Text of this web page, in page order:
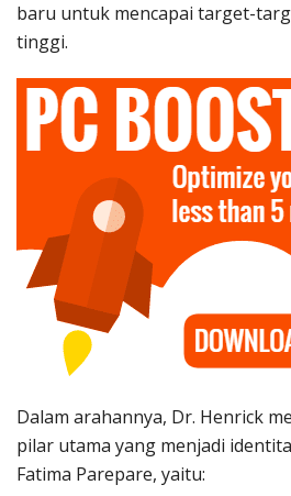
baru untuk mencapai target-
tinggi.
Dalam arahannya, Dr. Henrick
pilar utama yang menjadi
Fatima Parepare, yaitu: